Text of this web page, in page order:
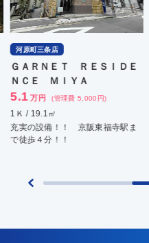
河原町三条店
ＧＡＲＮＥＴ ＲＥＳＩＤＥ
ＮＣＥ ＭＩＹＡ
5.1 万円 (管理費 5,000円)
1Ｋ / 19.1㎡
充実の設備！！ 京阪東福寺駅ま
で徒歩４分！！